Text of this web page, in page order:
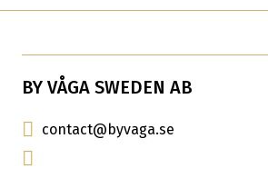
BY VÅGA SWEDEN AB
contact@byvaga.se